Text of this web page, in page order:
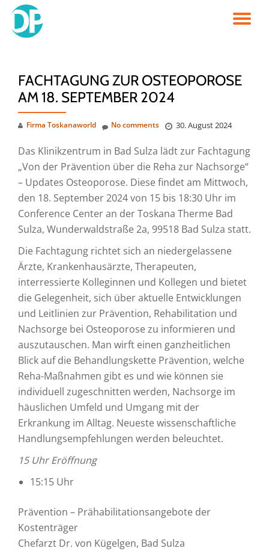
Skip
FACHTAGUNG ZUR OSTEOPOROSE
AM 18. SEPTEMBER 2024
Firma Toskanaworld 30. August 2024
No comments
Das Klinikzentrum in Bad Sulza lädt zur Fachtagung
„Von der Prävention über die Reha zur Nachsorge“
– Updates Osteoporose. Diese findet am Mittwoch,
den 18. September 2024 von 15 bis 18:30 Uhr im
Conference Center an der Toskana Therme Bad
Sulza, Wunderwaldstraße 2a, 99518 Bad Sulza statt.
Die Fachtagung richtet sich an niedergelassene
Ärzte, Krankenhausärzte, Therapeuten,
interressierte Kolleginnen und Kollegen und bietet
die Gelegenheit, sich über aktuelle Entwicklungen
und Leitlinien zur Prävention, Rehabilitation und
Nachsorge bei Osteoporose zu informieren und
auszutauschen. Man wirft einen ganzheitlichen
Blick auf die Behandlungskette Prävention, welche
Reha-Maßnahmen gibt es und wie können sie
individuell zugeschnitten werden, Nachsorge im
häuslichen Umfeld und Umgang mit der
Erkrankung im Alltag. Neueste wissenschaftliche
Handlungsempfehlungen werden beleuchtet.
15 Uhr Eröffnung
15:15 Uhr
Prävention – Prähabilitationsangebote der
Kostenträger
Chefarzt Dr. von Kügelgen, Bad Sulza